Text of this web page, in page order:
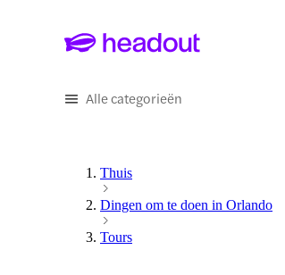
Alle categorieën
Thuis
Dingen om te doen in Orlando
Tours